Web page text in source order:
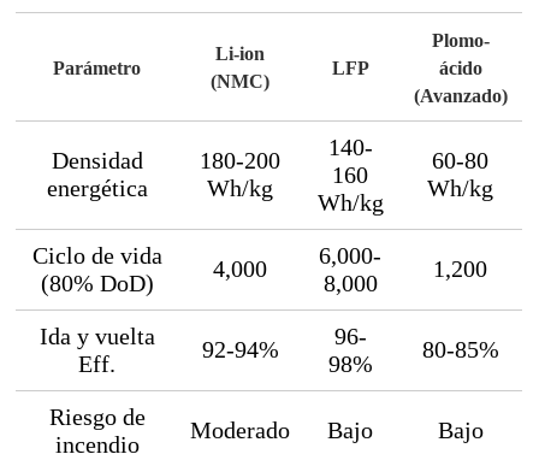
Parámetro
Li-ion
(NMC)
LFP
Plomo-
ácido
(Avanzado)
Densidad
energética
180-200
Wh/kg
140-
160
Wh/kg
60-80
Wh/kg
Ciclo de vida
(80% DoD)
4,000
6,000-
8,000
1,200
Ida y vuelta
Eff.
92-94%
96-
98%
80-85%
Riesgo de
incendio
Moderado Bajo Bajo